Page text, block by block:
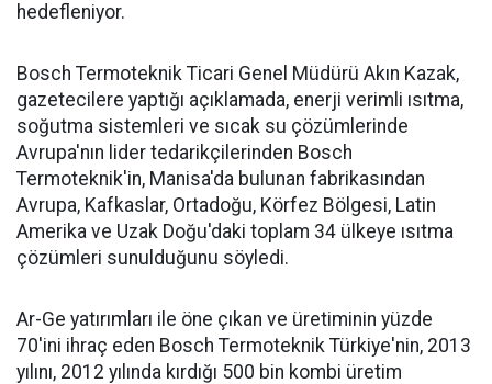
hedefleniyor.
Bosch Termoteknik Ticari Genel Müdürü Akın Kazak,
gazetecilere yaptığı açıklamada, enerji verimli ısıtma,
soğutma sistemleri ve sıcak su çözümlerinde
Avrupa'nın lider tedarikçilerinden Bosch
Termoteknik'in, Manisa'da bulunan fabrikasından
Avrupa, Kafkaslar, Ortadoğu, Körfez Bölgesi, Latin
Amerika ve Uzak Doğu'daki toplam 34 ülkeye ısıtma
çözümleri sunulduğunu söyledi.
Ar-Ge yatırımları ile öne çıkan ve üretiminin yüzde
70'ini ihraç eden Bosch Termoteknik Türkiye'nin, 2013
yılını, 2012 yılında kırdığı 500 bin kombi üretim